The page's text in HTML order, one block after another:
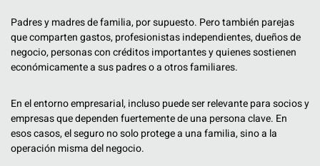
Padres y madres de familia, por supuesto. Pero también parejas
que comparten gastos, profesionistas independientes, dueños de
negocio, personas con créditos importantes y quienes sostienen
económicamente a sus padres o a otros familiares.
En el entorno empresarial, incluso puede ser relevante para socios y
empresas que dependen fuertemente de una persona clave. En
esos casos, el seguro no solo protege a una familia, sino a la
operación misma del negocio.